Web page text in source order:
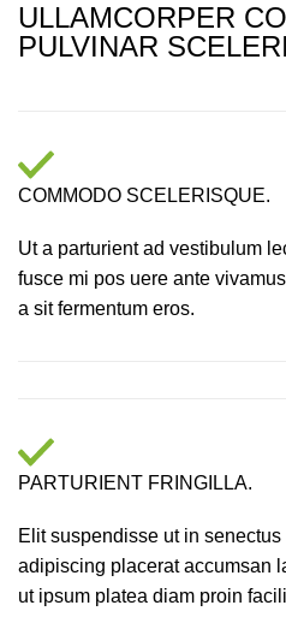
ULLAMCORPER
PULVINAR
COMMODO SCELERISQUE.
Ut a parturient ad vestibulum
fusce mi pos uere ante
a sit fermentum eros.
PARTURIENT FRINGILLA.
Elit suspendisse ut in
adipiscing placerat accumsan
ut ipsum platea diam proin